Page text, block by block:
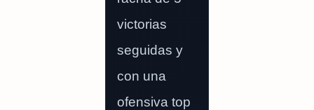
victorias
seguidas y
con una
ofensiva top